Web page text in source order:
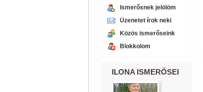
Ismerősnek jelölöm
Üzenetet írok neki
Közös ismerőseink
Blokkolom
ILONA ISMERŐSEI